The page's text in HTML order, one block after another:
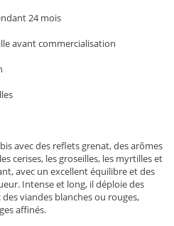
24 mois
avant commercialisation
avec des reflets grenat, des arômes
cerises, les groseilles, les myrtilles et
avec un excellent équilibre et des
Intense et long, il déploie des
viandes blanches ou rouges,
affinés.